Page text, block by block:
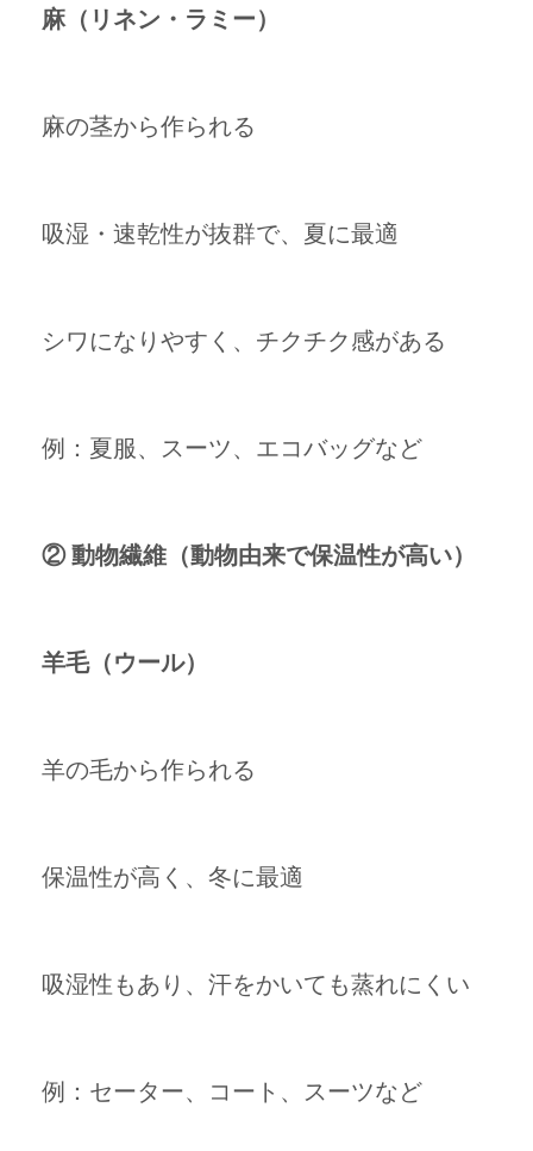
麻（リネン・ラミー）
麻の茎から作られる
吸湿・速乾性が抜群で、夏に最適
シワになりやすく、チクチク感がある
例：夏服、スーツ、エコバッグなど
② 動物繊維（動物由来で保温性が高い）
羊毛（ウール）
羊の毛から作られる
保温性が高く、冬に最適
吸湿性もあり、汗をかいても蒸れにくい
例：セーター、コート、スーツなど